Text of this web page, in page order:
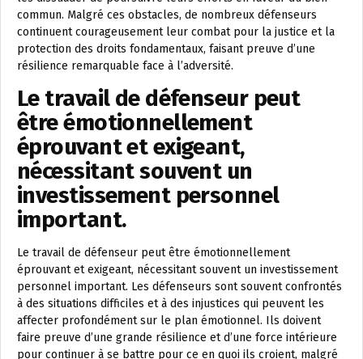
commun. Malgré ces obstacles, de nombreux défenseurs
continuent courageusement leur combat pour la justice et la
protection des droits fondamentaux, faisant preuve d’une
résilience remarquable face à l’adversité.
Le travail de défenseur peut
être émotionnellement
éprouvant et exigeant,
nécessitant souvent un
investissement personnel
important.
Le travail de défenseur peut être émotionnellement
éprouvant et exigeant, nécessitant souvent un investissement
personnel important. Les défenseurs sont souvent confrontés
à des situations difficiles et à des injustices qui peuvent les
affecter profondément sur le plan émotionnel. Ils doivent
faire preuve d’une grande résilience et d’une force intérieure
pour continuer à se battre pour ce en quoi ils croient, malgré